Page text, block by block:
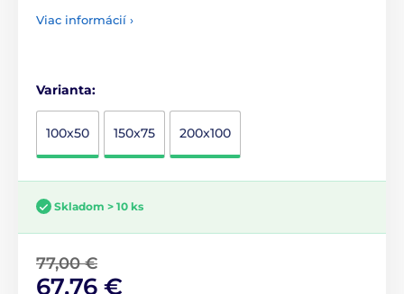
Viac informácií ›
Varianta:
100x50 150x75 200x100
Skladom > 10 ks
77,00 €
67,76 €